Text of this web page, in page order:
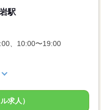
駅
、10:00〜19:00
求人）